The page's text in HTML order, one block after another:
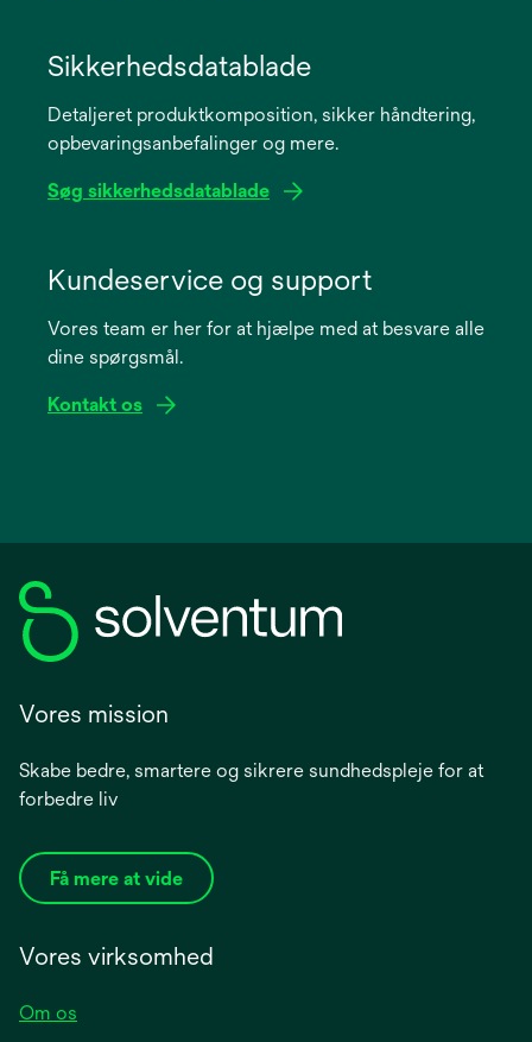
new
Sikkerhedsdatablade
Detaljeret produktkomposition, sikker håndtering,
opbevaringsanbefalinger og mere.
Søg sikkerhedsdatablade
new
Kundeservice og support
Vores team er her for at hjælpe med at besvare alle
dine spørgsmål.
Kontakt os
Vores mission
Skabe bedre, smartere og sikrere sundhedspleje for at
forbedre liv
Få mere at vide
Vores virksomhed
Om os